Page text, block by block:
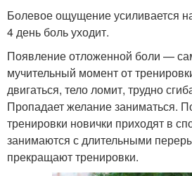
Болевое ощущение усиливается
4 день боль уходит.
Появление отложенной боли —
мучительный момент от
двигаться, тело ломит, трудно
Пропадает желание заниматься.
тренировки новички приходят в
занимаются с длительными
прекращают тренировки.